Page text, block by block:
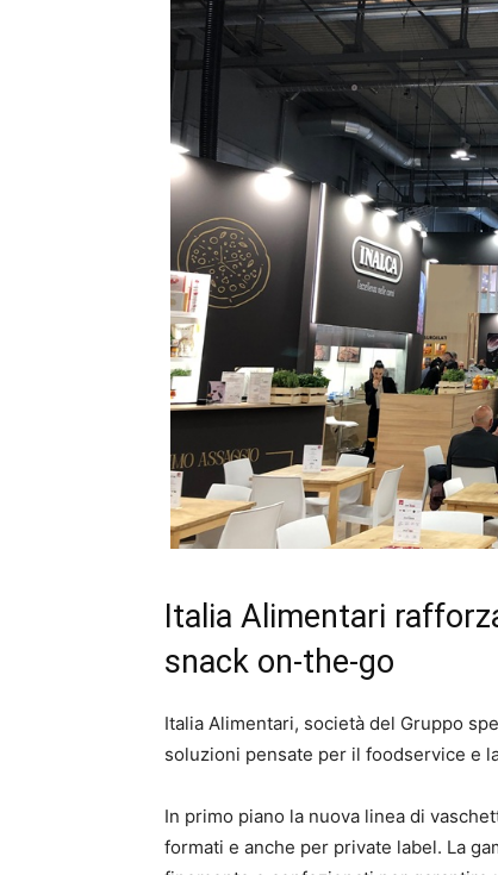
Italia Alimentari
snack on-the-go
Italia Alimentari, società del Gruppo
soluzioni pensate per il foodservice e
In primo piano la nuova linea di
formati e anche per private label. La